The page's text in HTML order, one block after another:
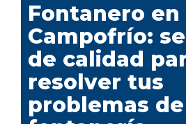
Fontanero en
Campofrío:
de calidad
resolver tus
problemas de